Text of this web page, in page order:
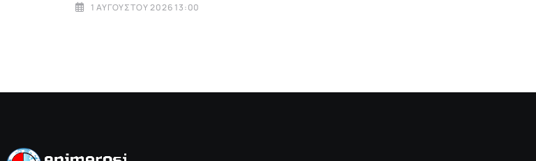
1 ΑΥΓΟΎΣΤΟΥ 2026 13:00